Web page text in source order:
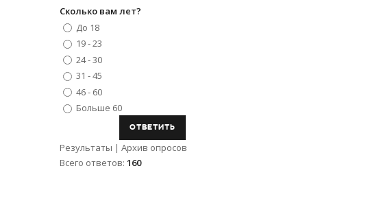
Сколько вам лет?
До 18
19 - 23
24 - 30
31 - 45
46 - 60
Больше 60
Результаты | Архив опросов
Всего ответов: 160